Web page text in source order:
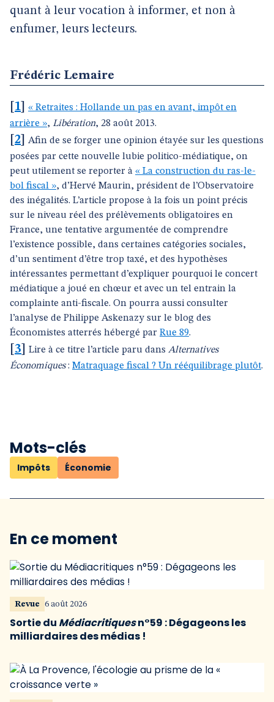
quant à leur vocation à informer, et non à
enfumer, leurs lecteurs.
Frédéric Lemaire
1
« Retraites : Hollande un pas en avant, impôt en
arrière », Libération, 28 août 2013.
2
Afin de se forger une opinion étayée sur les questions
posées par cette nouvelle lubie politico-médiatique, on
peut utilement se reporter à « La construction du ras-le-
bol fiscal », d’Hervé Maurin, président de l’Observatoire
des inégalités. L’article propose à la fois un point précis
sur le niveau réel des prélèvements obligatoires en
France, une tentative argumentée de comprendre
l’existence possible, dans certaines catégories sociales,
d’un sentiment d’être trop taxé, et des hypothèses
intéressantes permettant d’expliquer pourquoi le concert
médiatique a joué en chœur et avec un tel entrain la
complainte anti-fiscale. On pourra aussi consulter
l’analyse de Philippe Askenazy sur le blog des
Économistes atterrés hébergé par Rue 89.
3 Lire à ce titre l’article paru dans Alternatives
Économiques: Matraquage fiscal ? Un rééquilibrage plutôt.
Mots-clés
Impôts Économie
En ce moment
Revue 6 août 2026
Sortie du Médiacritiquesn°59 : Dégageons les
milliardaires des médias !